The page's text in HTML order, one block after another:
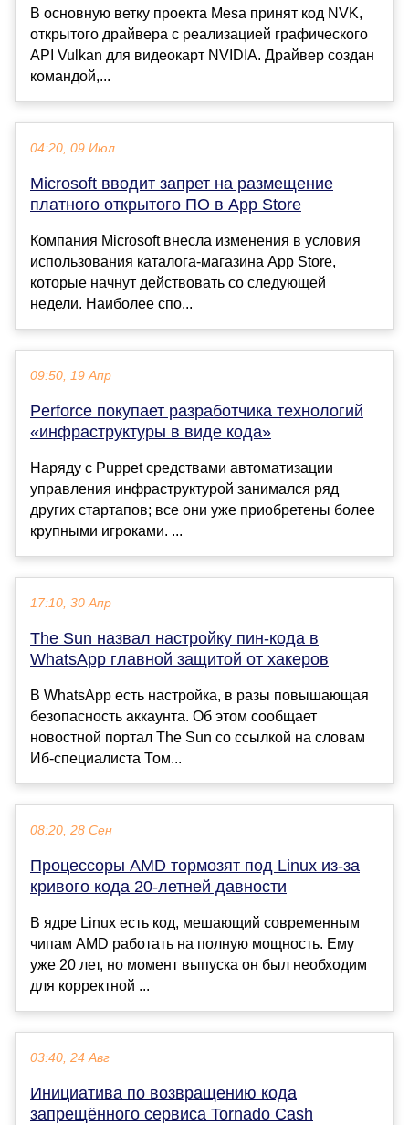
В основную ветку проекта Mesa принят код NVK,
открытого драйвера с реализацией графического
API Vulkan для видеокарт NVIDIA. Драйвер создан
командой,...
04:20, 09 Июл
Microsoft вводит запрет на размещение
платного открытого ПО в App Store
Компания Microsoft внесла изменения в условия
использования каталога-магазина App Store,
которые начнут действовать со следующей
недели. Наиболее спо...
09:50, 19 Апр
Perforce покупает разработчика технологий
«инфраструктуры в виде кода»
Наряду с Puppet средствами автоматизации
управления инфраструктурой занимался ряд
других стартапов; все они уже приобретены более
крупными игроками. ...
17:10, 30 Апр
The Sun назвал настройку пин-кода в
WhatsApp главной защитой от хакеров
В WhatsApp есть настройка, в разы повышающая
безопасность аккаунта. Об этом сообщает
новостной портал The Sun со ссылкой на словам
Иб-специалиста Том...
08:20, 28 Сен
Процессоры AMD тормозят под Linux из-за
кривого кода 20-летней давности
В ядре Linux есть код, мешающий современным
чипам AMD работать на полную мощность. Ему
уже 20 лет, но момент выпуска он был необходим
для корректной ...
03:40, 24 Авг
Инициатива по возвращению кода
запрещённого сервиса Tornado Cash